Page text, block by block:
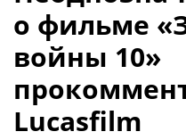
о фильме
войны 10»
Lucasfilm